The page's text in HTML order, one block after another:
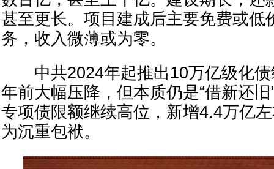
甚至更长。项目建成后主要免费或低
务，收入微薄或为零。
中共2024年起推出10万亿级化债
年前大幅压降，但本质仍是“借新还
专项债限额继续高位，新增4.4万亿
为沉重包袱。